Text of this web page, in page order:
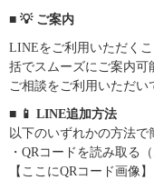
■ 💡 ご案内
LINEをご利用いただく
括でスムーズにご案内可
ご相談をご利用いただい
■ 📱 LINE追加方法
以下のいずれかの方法で
・QRコードを読み取る（
【ここにQRコード画像】